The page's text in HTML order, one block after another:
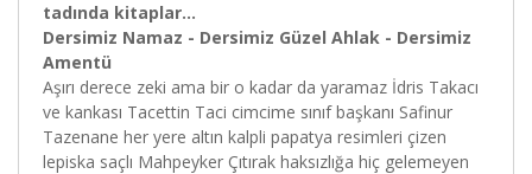
tadında kitaplar...
Dersimiz Namaz - Dersimiz Güzel Ahlak - Dersimiz
Amentü
Aşırı derece zeki ama bir o kadar da yaramaz İdris Takacı
ve kankası Tacettin Taci cimcime sınıf başkanı Safinur
Tazenane her yere altın kalpli papatya resimleri çizen
lepiska saçlı Mahpeyker Çıtırak haksızlığa hiç gelemeyen